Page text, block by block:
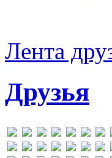
Лента
Друзья